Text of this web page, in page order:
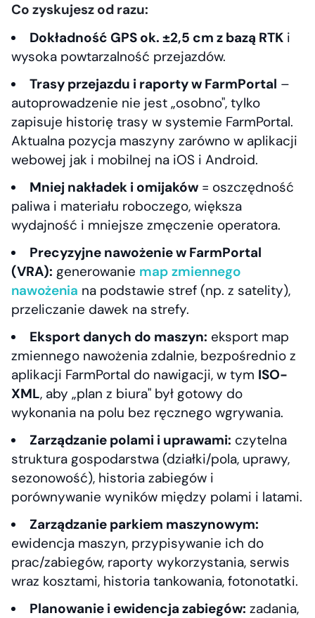
Co zyskujesz od razu:
Dokładność GPS ok. ±2,5 cm z bazą RTK i
wysoka powtarzalność przejazdów.
Trasy przejazdu i raporty w FarmPortal –
autoprowadzenie nie jest „osobno", tylko
zapisuje historię trasy w systemie FarmPortal.
Aktualna pozycja maszyny zarówno w aplikacji
webowej jak i mobilnej na iOS i Android.
Mniej nakładek i omijaków = oszczędność
paliwa i materiału roboczego, większa
wydajność i mniejsze zmęczenie operatora.
Precyzyjne nawożenie w FarmPortal
(VRA): generowanie map zmiennego
nawożenia na podstawie stref (np. z satelity),
przeliczanie dawek na strefy.
Eksport danych do maszyn: eksport map
zmiennego nawożenia zdalnie, bezpośrednio z
aplikacji FarmPortal do nawigacji, w tym ISO-
XML, aby „plan z biura" był gotowy do
wykonania na polu bez ręcznego wgrywania.
Zarządzanie polami i uprawami: czytelna
struktura gospodarstwa (działki/pola, uprawy,
sezonowość), historia zabiegów i
porównywanie wyników między polami i latami.
Zarządzanie parkiem maszynowym:
ewidencja maszyn, przypisywanie ich do
prac/zabiegów, raporty wykorzystania, serwis
wraz kosztami, historia tankowania, fotonotatki.
Planowanie i ewidencja zabiegów: zadania,